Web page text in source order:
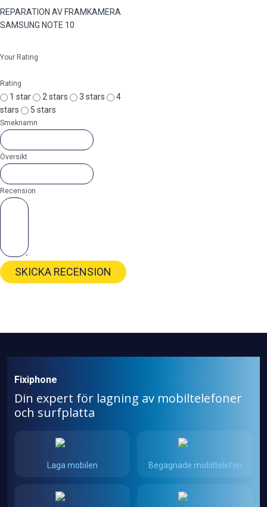
REPARATION AV FRAMKAMERA
SAMSUNG NOTE 10
Your Rating
Rating
1 star 2 stars 3 stars
4
stars
5 stars
Smeknamn
Översikt
Recension
SKICKA RECENSION
Fixiphone
Din expert för lagning av mobiltelefoner
och surfplatta
Laga mobilen Begagnade mobiltelefon